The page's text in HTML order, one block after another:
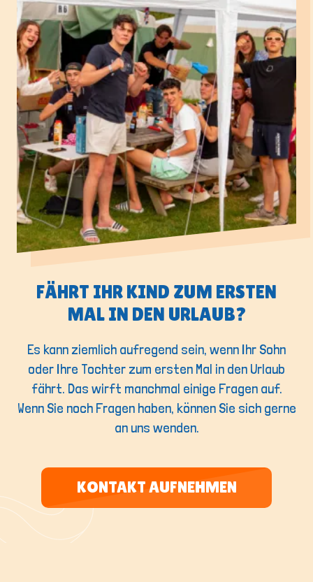
FÄHRT IHR KIND ZUM ERSTEN
MAL IN DEN URLAUB?
Es kann ziemlich aufregend sein, wenn Ihr Sohn
oder Ihre Tochter zum ersten Mal in den Urlaub
fährt. Das wirft manchmal einige Fragen auf.
Wenn Sie noch Fragen haben, können Sie sich gerne
an uns wenden.
KONTAKT AUFNEHMEN